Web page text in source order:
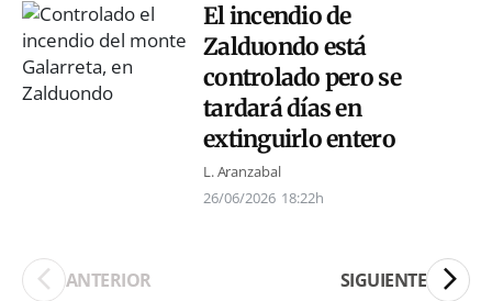
El incendio de
Zalduondo está
controlado pero se
tardará días en
extinguirlo entero
L. Aranzabal
26/06/2026 18:22h
ANTERIOR SIGUIENTE